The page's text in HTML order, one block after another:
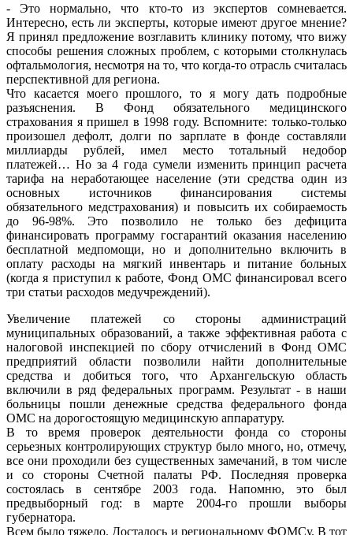
- Это нормально, что кто-то из экспертов сомневается.
Интересно, есть ли эксперты, которые имеют другое мнение?
Я принял предложение возглавить клинику потому, что вижу
способы решения сложных проблем, с которыми столкнулась
офтальмология, несмотря на то, что когда-то отрасль считалась
перспективной для региона.
Что касается моего прошлого, то я могу дать подробные
разъяснения. В Фонд обязательного медицинского
страхования я пришел в 1998 году. Вспомните: только-только
произошел дефолт, долги по зарплате в фонде составляли
миллиарды рублей, имел место тотальный недобор
платежей… Но за 4 года сумели изменить принцип расчета
тарифа на неработающее население (эти средства один из
основных источников финансирования системы
обязательного медстрахования) и повысить их собираемость
до 96-98%. Это позволило не только без дефицита
финансировать программу госгарантий оказания населению
бесплатной медпомощи, но и дополнительно включить в
оплату расходы на мягкий инвентарь и питание больных
(когда я приступил к работе, Фонд ОМС финансировал всего
три статьи расходов медучреждений).
Увеличение платежей со стороны администраций
муниципальных образований, а также эффективная работа с
налоговой инспекцией по сбору отчислений в Фонд ОМС
предприятий области позволили найти дополнительные
средства и добиться того, что Архангельскую область
включили в ряд федеральных программ. Результат - в наши
больницы пошли денежные средства федерального фонда
ОМС на дорогостоящую медицинскую аппаратуру.
В то время проверок деятельности фонда со стороны
серьезных контролирующих структур было много, но, отмечу,
все они проходили без существенных замечаний, в том числе
и со стороны Счетной палаты РФ. Последняя проверка
состоялась в сентябре 2003 года. Напомню, это был
предвыборный год: в марте 2004-го прошли выборы
губернатора.
Всем было тяжело. Досталось и региональному ФОМСу. В тот